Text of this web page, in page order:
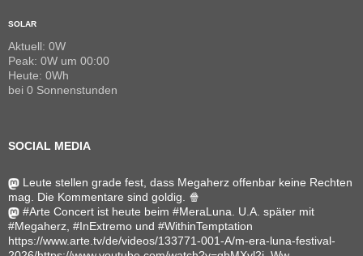
SOLAR
Aktuell: 0W
Peak: 0W um 00:00
Heute: 0Wh
bei 0 Sonnenstunden
SOCIAL MEDIA
Leute stellen grade fest, dass Megaherz offenbar keine Rechten
mag. Die Kommentare sind goldig. 🍿
#Arte Concert ist heute beim #MeraLuna. U.A. später mit
#Megaherz, #InExtremo und #WithinTemptation
https://www.arte.tv/de/videos/133771-001-A/m-era-luna-festival-